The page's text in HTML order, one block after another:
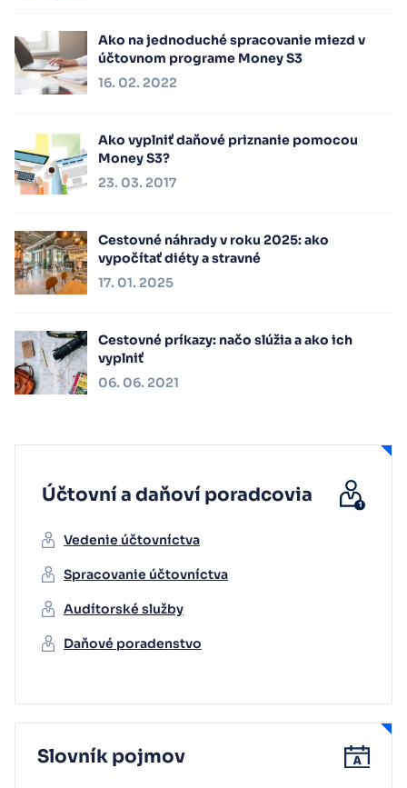
Ako na jednoduché spracovanie miezd v
účtovnom programe Money S3
16. 02. 2022
Ako vyplniť daňové priznanie pomocou
Money S3?
23. 03. 2017
Cestovné náhrady v roku 2025: ako
vypočítať diéty a stravné
17. 01. 2025
Cestovné príkazy: načo slúžia a ako ich
vyplniť
06. 06. 2021
Účtovní a daňoví poradcovia
Vedenie účtovníctva
Spracovanie účtovníctva
Audítorské služby
Daňové poradenstvo
Slovník pojmov